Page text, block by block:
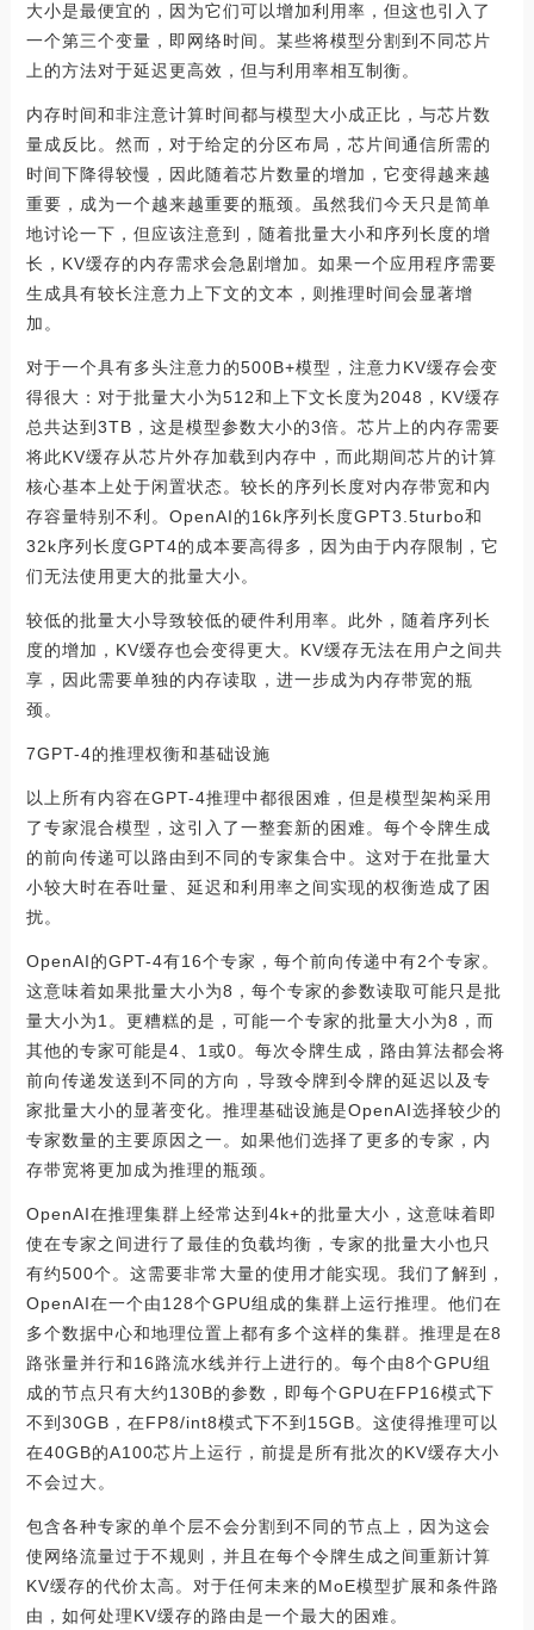
大小是最便宜的，因为它们可以增加利用率，但这也引入了
一个第三个变量，即网络时间。某些将模型分割到不同芯片
上的方法对于延迟更高效，但与利用率相互制衡。
内存时间和非注意计算时间都与模型大小成正比，与芯片数
量成反比。然而，对于给定的分区布局，芯片间通信所需的
时间下降得较慢，因此随着芯片数量的增加，它变得越来越
重要，成为一个越来越重要的瓶颈。虽然我们今天只是简单
地讨论一下，但应该注意到，随着批量大小和序列长度的增
长，KV缓存的内存需求会急剧增加。如果一个应用程序需要
生成具有较长注意力上下文的文本，则推理时间会显著增
加。
对于一个具有多头注意力的500B+模型，注意力KV缓存会变
得很大：对于批量大小为512和上下文长度为2048，KV缓存
总共达到3TB，这是模型参数大小的3倍。芯片上的内存需要
将此KV缓存从芯片外存加载到内存中，而此期间芯片的计算
核心基本上处于闲置状态。较长的序列长度对内存带宽和内
存容量特别不利。OpenAI的16k序列长度GPT3.5turbo和
32k序列长度GPT4的成本要高得多，因为由于内存限制，它
们无法使用更大的批量大小。
较低的批量大小导致较低的硬件利用率。此外，随着序列长
度的增加，KV缓存也会变得更大。KV缓存无法在用户之间共
享，因此需要单独的内存读取，进一步成为内存带宽的瓶
颈。
7GPT-4的推理权衡和基础设施
以上所有内容在GPT-4推理中都很困难，但是模型架构采用
了专家混合模型，这引入了一整套新的困难。每个令牌生成
的前向传递可以路由到不同的专家集合中。这对于在批量大
小较大时在吞吐量、延迟和利用率之间实现的权衡造成了困
扰。
OpenAI的GPT-4有16个专家，每个前向传递中有2个专家。
这意味着如果批量大小为8，每个专家的参数读取可能只是批
量大小为1。更糟糕的是，可能一个专家的批量大小为8，而
其他的专家可能是4、1或0。每次令牌生成，路由算法都会将
前向传递发送到不同的方向，导致令牌到令牌的延迟以及专
家批量大小的显著变化。推理基础设施是OpenAI选择较少的
专家数量的主要原因之一。如果他们选择了更多的专家，内
存带宽将更加成为推理的瓶颈。
OpenAI在推理集群上经常达到4k+的批量大小，这意味着即
使在专家之间进行了最佳的负载均衡，专家的批量大小也只
有约500个。这需要非常大量的使用才能实现。我们了解到，
OpenAI在一个由128个GPU组成的集群上运行推理。他们在
多个数据中心和地理位置上都有多个这样的集群。推理是在8
路张量并行和16路流水线并行上进行的。每个由8个GPU组
成的节点只有大约130B的参数，即每个GPU在FP16模式下
不到30GB，在FP8/int8模式下不到15GB。这使得推理可以
在40GB的A100芯片上运行，前提是所有批次的KV缓存大小
不会过大。
包含各种专家的单个层不会分割到不同的节点上，因为这会
使网络流量过于不规则，并且在每个令牌生成之间重新计算
KV缓存的代价太高。对于任何未来的MoE模型扩展和条件路
由，如何处理KV缓存的路由是一个最大的困难。